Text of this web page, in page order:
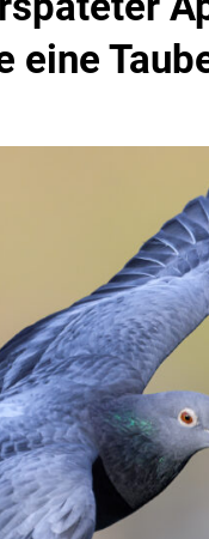
eine